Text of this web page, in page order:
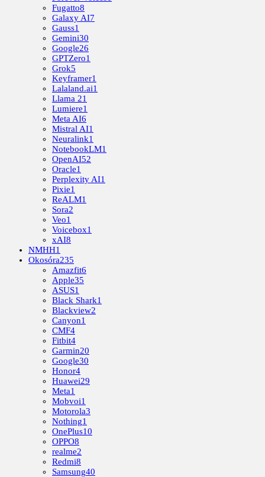
Fugatto8
Galaxy AI7
Gauss1
Gemini30
Google26
GPTZero1
Grok5
Keyframer1
Lalaland.ai1
Llama 21
Lumiere1
Meta AI6
Mistral AI1
Neuralink1
NotebookLM1
OpenAI52
Oracle1
Perplexity AI1
Pixie1
ReALM1
Sora2
Veo1
Voicebox1
xAI8
NMHH1
Okosóra235
Amazfit6
Apple35
ASUS1
Black Shark1
Blackview2
Canyon1
CMF4
Fitbit4
Garmin20
Google30
Honor4
Huawei29
Meta1
Mobvoi1
Motorola3
Nothing1
OnePlus10
OPPO8
realme2
Redmi8
Samsung40